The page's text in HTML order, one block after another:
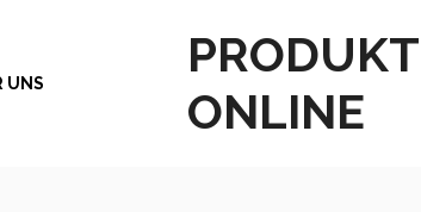
ONLINE
UNS